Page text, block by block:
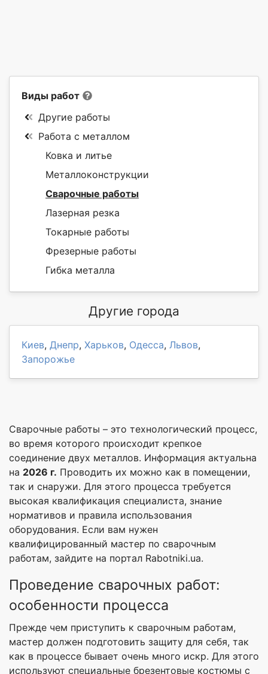
Виды работ
Другие работы
Работа с металлом
Ковка и литье
Металлоконструкции
Сварочные работы
Лазерная резка
Токарные работы
Фрезерные работы
Гибка металла
Другие города
Киев, Днепр, Харьков, Одесса, Львов,
Запорожье
Сварочные работы – это технологический процесс,
во время которого происходит крепкое
соединение двух металлов. Информация актуальна
на 2026 г. Проводить их можно как в помещении,
так и снаружи. Для этого процесса требуется
высокая квалификация специалиста, знание
нормативов и правила использования
оборудования. Если вам нужен
квалифицированный мастер по сварочным
работам, зайдите на портал Rabotniki.ua.
Проведение сварочных работ:
особенности процесса
Прежде чем приступить к сварочным работам,
мастер должен подготовить защиту для себя, так
как в процессе бывает очень много искр. Для этого
используют специальные брезентовые костюмы с